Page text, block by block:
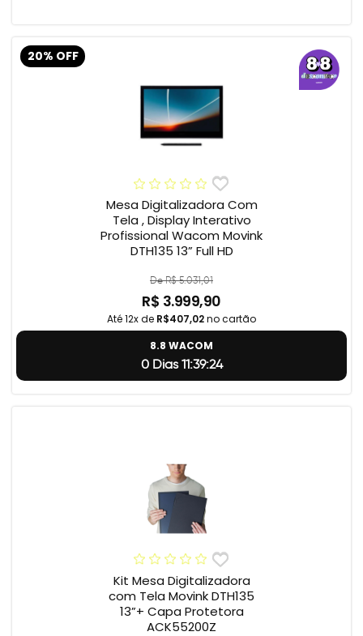
20% OFF
Mesa Digitalizadora Com
Tela , Display Interativo
Profissional Wacom Movink
DTH135 13” Full HD
De R$ 5.031,01
R$ 3.999,90
Até 12x de R$407,02no cartão
8.8 WACOM
0 Dias 11:39:23
Kit Mesa Digitalizadora
com Tela Movink DTH135
13”+ Capa Protetora
ACK55200Z